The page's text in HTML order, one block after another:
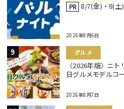
PR 8/7(金)・8(土
2026年8月6日
グルメ
〈2026年版〉ニ
日グルメモデルコ
2026年8月7日